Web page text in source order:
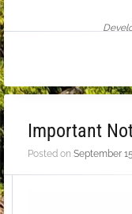
Important
Posted on September